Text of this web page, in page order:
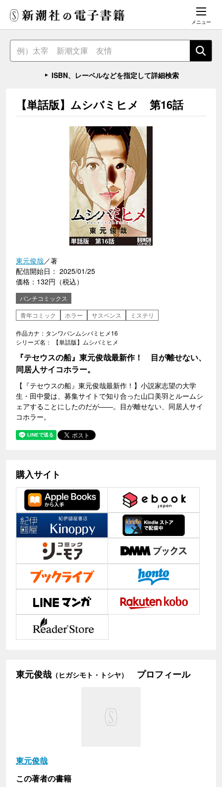
メニュー
ISBN、レーベルなどを指定して詳細検索
【単話版】ムシバミヒメ 第16話
東元俊哉／著
配信開始日： 2025/01/25
価格：132円（税込）
バンチコミックス
青年コミック
ホラー サスペンス ミステリ
作品カナ：タンワバンムシバミヒメ16
シリーズ名： 【単話版】ムシバミヒメ
『テセウスの船』東元俊哉最新作！ 目が離せない、
同居人サイコホラー。
【『テセウスの船』東元俊哉最新作！】小説家志望の大学
生・田中愛は、募集サイトで知り合った山口美羽とルームシ
ェアすることにしたのだが――。目が離せない、同居人サイ
コホラー。
購入サイト
東元俊哉 （ヒガシモト・トシヤ） プロフィール
東元俊哉
この著者の書籍